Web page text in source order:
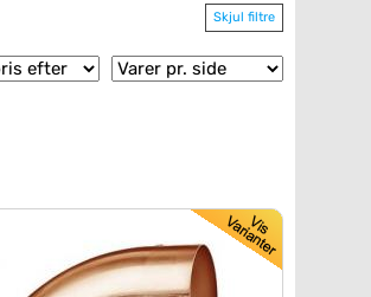
Skjul filtre